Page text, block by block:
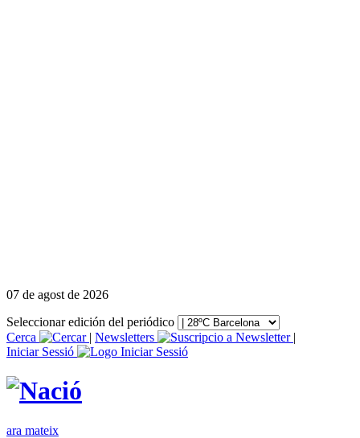
07 de agost de 2026
Seleccionar edición del periódico
Cerca
| Newsletters
|
Iniciar Sessió
ara mateix